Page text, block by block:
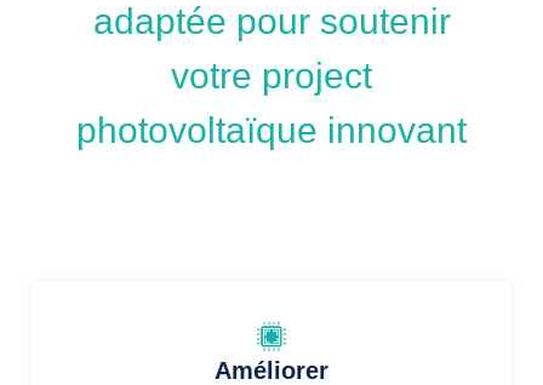
adaptée pour soutenir
votre project
photovoltaïque innovant
Améliorer